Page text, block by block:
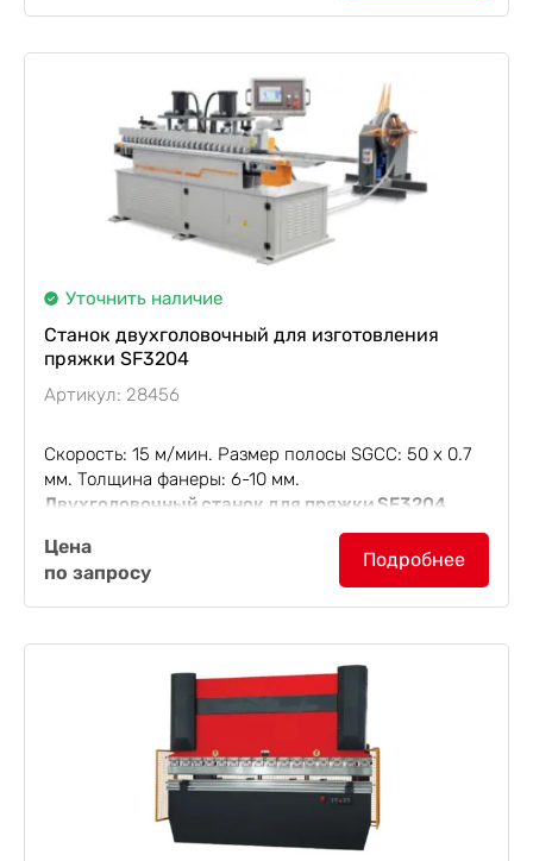
пряжкой типа "папа" для...
Уточнить наличие
Станок двухголовочный для изготовления
пряжки SF3204
Артикул: 28456
Скорость: 15 м/мин. Размер полосы SGCC: 50 х 0.7
мм. Толщина фанеры: 6-10 мм.
Двухголовочный станок для пряжки SF3204
(пряжный станок) используется для изготовления и
впрессовывания пряжки типа 'мама' или 'папа' в...
Цена
по запросу
Подробнее